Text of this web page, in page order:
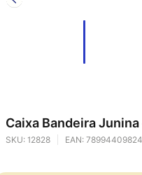
Caixa Bandeira
SKU: 12828 EAN: